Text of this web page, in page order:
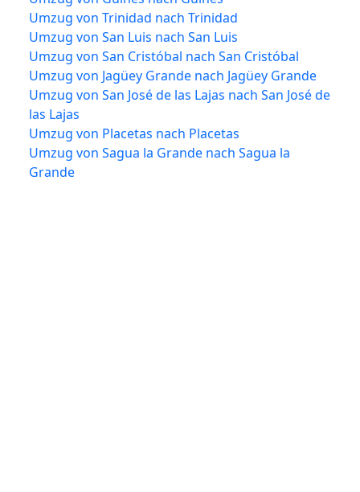
Umzug von Trinidad nach Trinidad
Umzug von San Luis nach San Luis
Umzug von San Cristóbal nach San Cristóbal
Umzug von Jagüey Grande nach Jagüey Grande
Umzug von San José de las Lajas nach San José de
las Lajas
Umzug von Placetas nach Placetas
Umzug von Sagua la Grande nach Sagua la
Grande